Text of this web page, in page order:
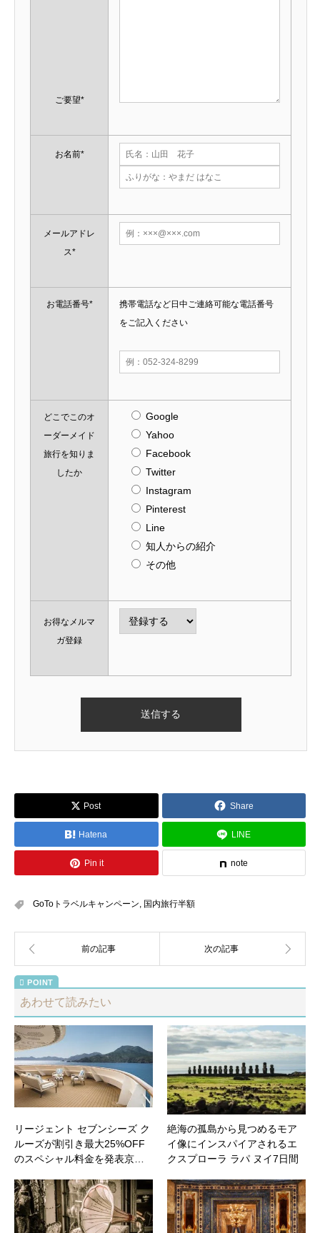
ご要望*
お名前*
メールアドレ
ス*
お電話番号*
携帯電話など日中ご連絡可能な電話番号
をご記入ください
どこでこのオ
ーダーメイド
旅行を知りま
したか
Google
Yahoo
Facebook
Twitter
Instagram
Pinterest
Line
知人からの紹介
その他
お得なメルマ
ガ登録
Post Share
Hatena LINE
Pin it note
GoToトラベルキャンペーン, 国内旅行半額
あわせて読みたい
リージェント セブンシーズ ク
ルーズが割引き最大25%OFF
のスペシャル料金を発表京…
絶海の孤島から見つめるモア
イ像にインスパイアされるエ
クスプローラ ラパ ヌイ7日間